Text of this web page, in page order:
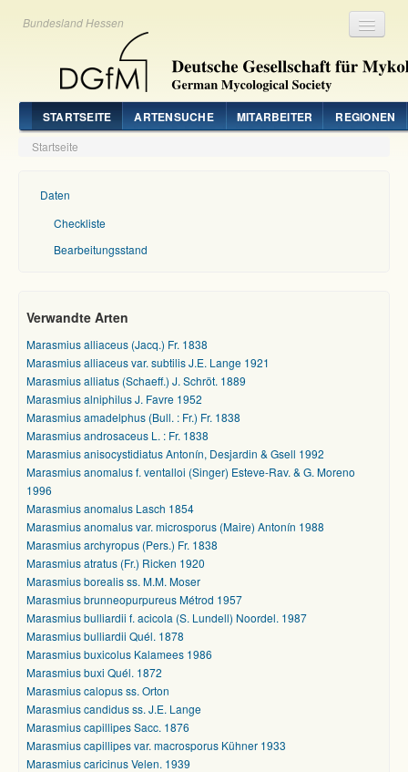
Bundesland Hessen
STARTSEITE ARTENSUCHE MITARBEITER REGIONEN
Startseite
Daten
Checkliste
Bearbeitungsstand
Verwandte Arten
Marasmius alliaceus (Jacq.) Fr. 1838
Marasmius alliaceus var. subtilis J.E. Lange 1921
Marasmius alliatus (Schaeff.) J. Schröt. 1889
Marasmius alniphilus J. Favre 1952
Marasmius amadelphus (Bull. : Fr.) Fr. 1838
Marasmius androsaceus L. : Fr. 1838
Marasmius anisocystidiatus Antonín, Desjardin & Gsell 1992
Marasmius anomalus f. ventalloi (Singer) Esteve-Rav. & G. Moreno
1996
Marasmius anomalus Lasch 1854
Marasmius anomalus var. microsporus (Maire) Antonín 1988
Marasmius archyropus (Pers.) Fr. 1838
Marasmius atratus (Fr.) Ricken 1920
Marasmius borealis ss. M.M. Moser
Marasmius brunneopurpureus Métrod 1957
Marasmius bulliardii f. acicola (S. Lundell) Noordel. 1987
Marasmius bulliardii Quél. 1878
Marasmius buxicolus Kalamees 1986
Marasmius buxi Quél. 1872
Marasmius calopus ss. Orton
Marasmius candidus ss. J.E. Lange
Marasmius capillipes Sacc. 1876
Marasmius capillipes var. macrosporus Kühner 1933
Marasmius caricinus Velen. 1939